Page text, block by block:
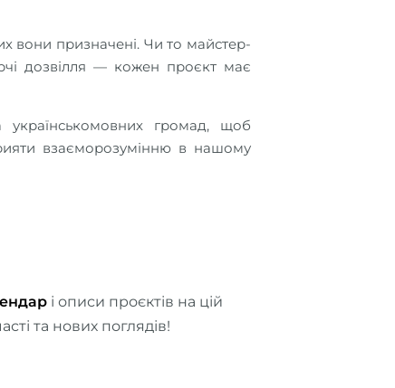
вони призначені. Чи то майстер-
дозвілля — кожен проєкт має
взаєморозумінню в нашому
і описи проєктів на цій
та нових поглядів!